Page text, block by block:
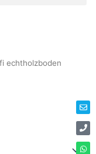
echtholzboden